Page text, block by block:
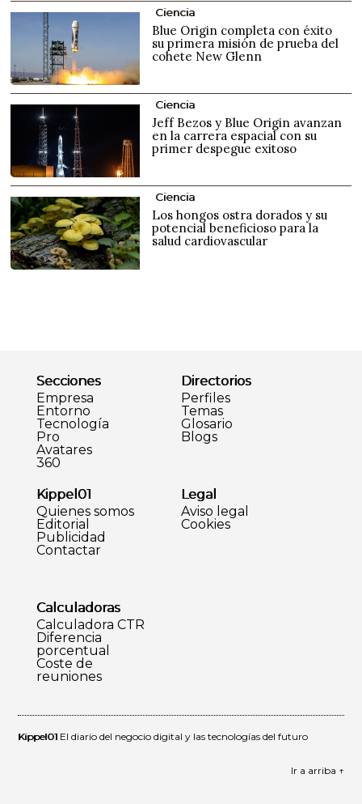
Ciencia
Blue Origin completa con éxito
su primera misión de prueba del
cohete New Glenn
Ciencia
Jeff Bezos y Blue Origin avanzan
en la carrera espacial con su
primer despegue exitoso
Ciencia
Los hongos ostra dorados y su
potencial beneficioso para la
salud cardiovascular
Secciones
Empresa
Entorno
Tecnología
Pro
Avatares
360
Directorios
Perfiles
Temas
Glosario
Blogs
Kippel01
Quienes somos
Editorial
Publicidad
Contactar
Legal
Aviso legal
Cookies
Calculadoras
Calculadora CTR
Diferencia
porcentual
Coste de
reuniones
Kippel01 El diario del negocio digital y las tecnologías del futuro
Ir a arriba ↑